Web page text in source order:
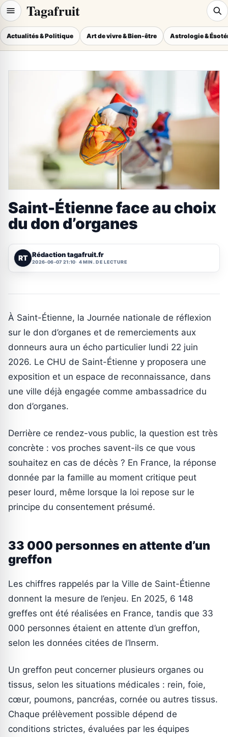
Tagafruit
Actualités & Politique Art de vivre & Bien-être Astrologie &
Saint-Étienne face au choix
du don d’organes
RT Rédaction tagafruit.fr
2026-06-07 21:10 4 MIN. DE LECTURE
À Saint-Étienne, la Journée nationale de réflexion
sur le don d’organes et de remerciements aux
donneurs aura un écho particulier lundi 22 juin
2026. Le CHU de Saint-Étienne y proposera une
exposition et un espace de reconnaissance, dans
une ville déjà engagée comme ambassadrice du
don d’organes.
Derrière ce rendez-vous public, la question est très
concrète : vos proches savent-ils ce que vous
souhaitez en cas de décès ? En France, la réponse
donnée par la famille au moment critique peut
peser lourd, même lorsque la loi repose sur le
principe du consentement présumé.
33 000 personnes en attente d’un
greffon
Les chiffres rappelés par la Ville de Saint-Étienne
donnent la mesure de l’enjeu. En 2025, 6 148
greffes ont été réalisées en France, tandis que 33
000 personnes étaient en attente d’un greffon,
selon les données citées de l’Inserm.
Un greffon peut concerner plusieurs organes ou
tissus, selon les situations médicales : rein, foie,
cœur, poumons, pancréas, cornée ou autres tissus.
Chaque prélèvement possible dépend de
conditions strictes, évaluées par les équipes